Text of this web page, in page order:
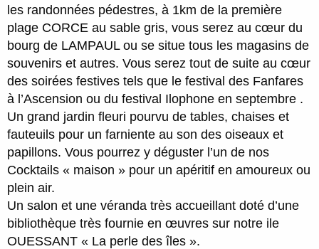
les randonnées pédestres, à 1km de la première
plage CORCE au sable gris, vous serez au cœur du
bourg de LAMPAUL ou se situe tous les magasins de
souvenirs et autres. Vous serez tout de suite au cœur
des soirées festives tels que le festival des Fanfares
à l’Ascension ou du festival Ilophone en septembre .
Un grand jardin fleuri pourvu de tables, chaises et
fauteuils pour un farniente au son des oiseaux et
papillons. Vous pourrez y déguster l’un de nos
Cocktails « maison » pour un apéritif en amoureux ou
plein air.
Un salon et une véranda très accueillant doté d’une
bibliothèque très fournie en œuvres sur notre ile
OUESSANT « La perle des îles ».